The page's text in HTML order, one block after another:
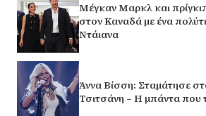
Μέγκαν Μαρκλ και
στον Καναδά με ένα
Ντάιανα
Άννα Βίσση: Σταμάτησε
Τσιτσάνη – Η μπάντα που